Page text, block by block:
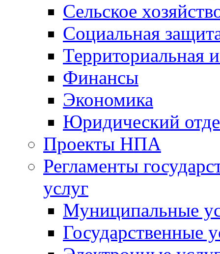
Сельское
Социальная
Территориальная
Финансы
Экономика
Юридический
Проекты НПА
Регламенты
услуг
Муниципальные
Государственные